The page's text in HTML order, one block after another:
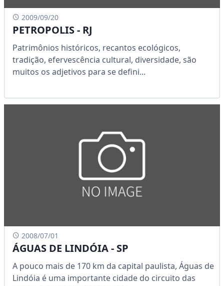
2009/09/20
PETROPOLIS - RJ
Patrimônios históricos, recantos ecológicos,
tradição, efervescência cultural, diversidade, são
muitos os adjetivos para se defini...
2008/07/01
ÁGUAS DE LINDÓIA - SP
A pouco mais de 170 km da capital paulista, Águas de
Lindóia é uma importante cidade do circuito das